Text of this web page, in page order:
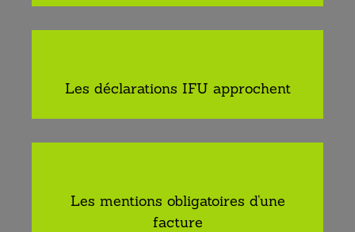
Les déclarations IFU approchent
Les mentions obligatoires d’une
facture